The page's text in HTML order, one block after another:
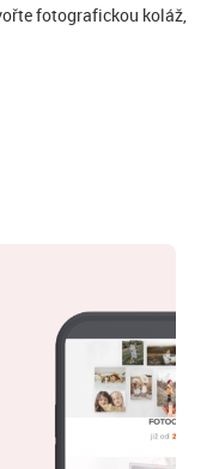
fotografickou koláž,